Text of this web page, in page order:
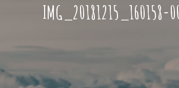
IMG_20181215_160158-